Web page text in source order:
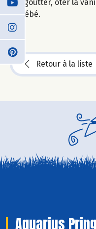
Egoutter, ôter la
bébé.
Retour à la liste
Aquarius